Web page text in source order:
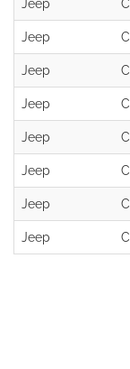
Jeep
Jeep
Jeep
Jeep
Jeep
Jeep
Jeep
Jeep